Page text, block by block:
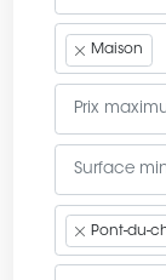
Maison
Pont-du-